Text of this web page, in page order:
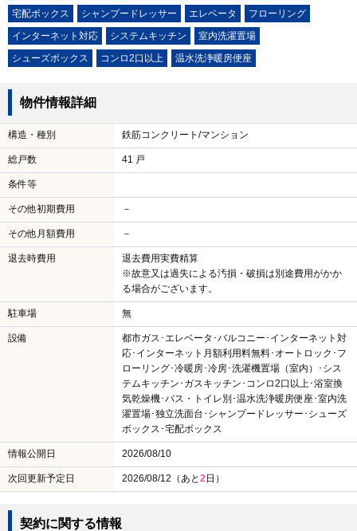
宅配ボックス
シャンプードレッサー エレベータ
フローリング
インターネット対応
システムキッチン
室内洗濯置場
シューズボックス
コンロ2口以上 温水洗浄暖房便座
物件情報詳細
構造・種別 鉄筋コンクリート/マンション
総戸数 41 戸
条件等
その他初期費用 －
その他月額費用 －
退去時費用
退去費用実費精算
※故意又は過失による汚損・破損は別途費用がかか
る場合がございます。
駐車場 無
設備
都市ガス･エレベータ･バルコニー･インターネット対
応･インターネット月額利用料無料･オートロック･フ
ローリング･冷暖房･冷房･洗濯機置場（室内）･シス
テムキッチン･ガスキッチン･コンロ2口以上･浴室換
気乾燥機･バス・トイレ別･温水洗浄暖房便座･室内洗
濯置場･独立洗面台･シャンプードレッサー･シューズ
ボックス･宅配ボックス
情報公開日 2026/08/10
次回更新予定日 2026/08/12（あと2 日）
契約に関する情報